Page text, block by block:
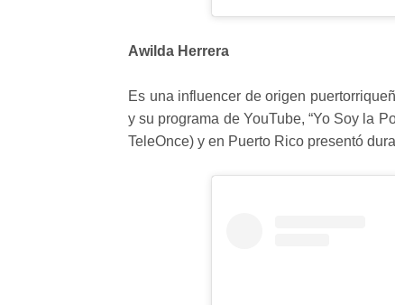
Awilda Herrera
Es una influencer de origen
y su programa de YouTube, “Yo Soy la
TeleOnce) y en Puerto Rico presentó